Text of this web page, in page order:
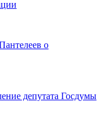
о
депутата Госдумы